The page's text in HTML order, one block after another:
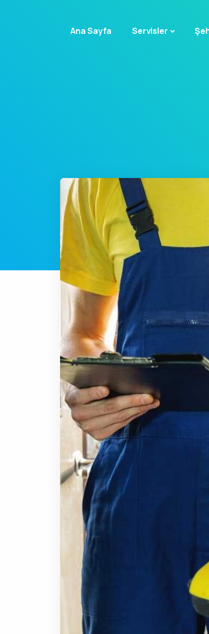
Ana Sayfa Servisler